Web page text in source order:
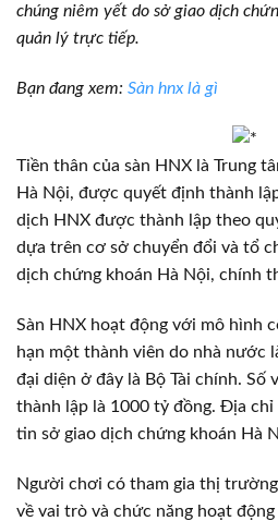
chúng niêm yết do sở giao dịch
quản lý trực tiếp.
Bạn đang xem: Sàn hnx là gì
Tiền thân của sàn HNX là Trung
Hà Nội, được quyết định thành
dịch HNX được thành lập theo
dựa trên cơ sở chuyển đổi và tổ
dịch chứng khoán Hà Nội, chính
Sàn HNX hoạt động với mô hình
hạn một thành viên do nhà nước
đại diện ở đây là Bộ Tài chính. Số
thành lập là 1000 tỷ đồng. Địa chỉ
tin sở giao dịch chứng khoán Hà
Người chơi có tham gia thị
về vai trò và chức năng hoạt động